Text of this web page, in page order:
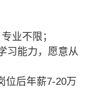
业不限；
习能力，愿意从
位后年薪7-20万